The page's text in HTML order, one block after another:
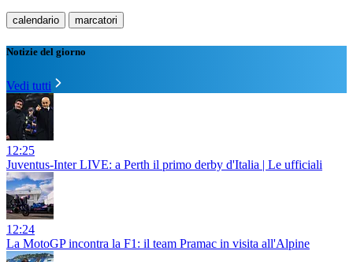
calendario marcatori
Notizie del giorno
Vedi tutti
12:25
Juventus-Inter LIVE: a Perth il primo derby d'Italia | Le ufficiali
12:24
La MotoGP incontra la F1: il team Pramac in visita all'Alpine